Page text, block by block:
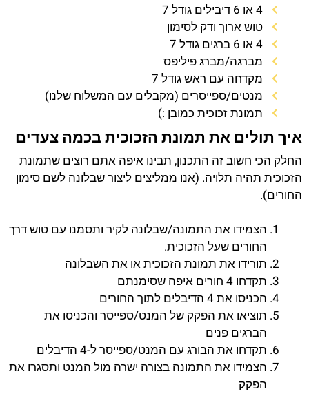
4 או 6 דיבילים גודל 7
טוש ארוך ודק לסימון
4 או 6 ברגים גודל 7
מברגה/מברג פיליפס
מקדחה עם ראש גודל 7
מנטים/ספייסרים (מקבלים עם המשלוח שלנו)
תמונת זכוכית כמובן :)
איך תולים את תמונת הזכוכית בכמה צעדים
החלק הכי חשוב זה התכנון, תבינו איפה אתם רוצים שתמונת
הזכוכית תהיה תלויה. (אנו ממליצים ליצור שבלונה לשם סימון
החורים).
הצמידו את התמונה/שבלונה לקיר ותסמנו עם טוש דרך
החורים שעל הזכוכית.
תורידו את תמונת הזכוכית או את השבלונה
תקדחו 4 חורים איפה שסימנתם
הכניסו את 4 הדיבלים לתוך החורים
תוציאו את הפקק של המנט/ספייסר והכניסו את
הברגים פנים
תקדחו את הבורג עם המנט/ספייסר ל-4 הדיבלים
הצמידו את התמונה בצורה ישרה מול המנט ותסגרו את
הפקק